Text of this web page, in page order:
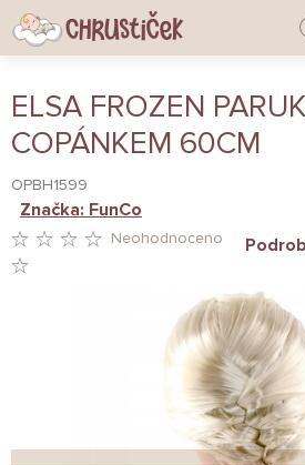
Přejít
na
obsah
ELSA FROZEN
COPÁNKEM 60CM
OPBH1599
HVĚZDIČEK.
Neohodnoceno
Značka: FunCo